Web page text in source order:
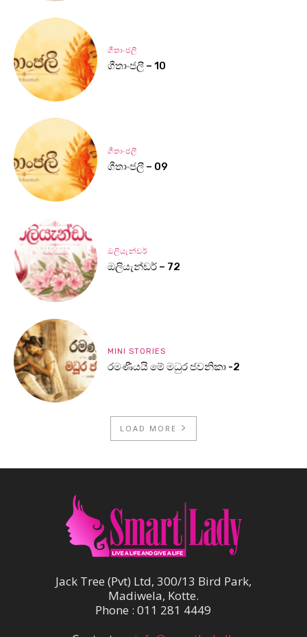
ගීතාංජලී
ගීතාංජලී – 10
ගීතාංජලී
ගීතාංජලී – 09
ඔලියැන්ඩර්
ඔලියැන්ඩර් – 72
MINI STORIES
රමණීයයි මේ මධුර ජවනිකා -2
LOAD MORE
Jack Tree (Pvt) Ltd, 300/13 Bird Park,
Madiwela, Kotte.
Phone : 011 281 4449